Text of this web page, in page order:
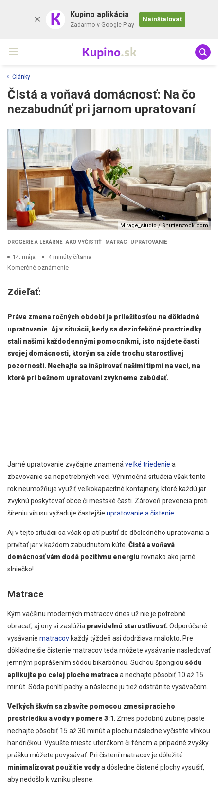
K Kupino aplikácia
Zadarmo v Google Play
Nainštalovať
Kupino.sk
Články
Čistá a voňavá domácnosť: Na čo
nezabudnúť pri jarnom upratovaní
Mirage_studio / Shutterstock.com
DROGERIE A LEKÁRNE AKO VYČISTIŤ MATRAC UPRATOVANIE
14. mája
4 minúty čítania
Komerčné oznámenie
Zdieľať:
Práve zmena ročných období je príležitosťou na dôkladné
upratovanie. Aj v situácii, kedy sa dezinfekčné prostriedky
stali našimi každodennými pomocníkmi, isto nájdete časti
svojej domácnosti, ktorým sa zíde trochu starostlivej
pozornosti. Nechajte sa inšpirovať našimi tipmi na veci, na
ktoré pri bežnom upratovaní zvykneme zabúdať.
Jarné upratovanie zvyčajne znamená veľké triedenie a
zbavovanie sa nepotrebných vecí. Výnimočná situácia však tento
rok neumožňuje využiť veľkokapacitné kontajnery, ktoré každú jar
zvyknú poskytovať obce či mestské časti. Zároveň prevencia proti
šíreniu vírusu vyžaduje častejšie upratovanie a čistenie
Aj v tejto situácii sa však oplatí pustiť do dôsledného upratovania a
privítať jar v každom zabudnutom kúte. Čistá a voňavá
domácnosť vám dodá pozitívnu energiu rovnako ako jarné
slniečko!
Matrace
Kým väčšinu moderných matracov dnes už nie je potrebné
obracať, aj ony si zaslúžia pravidelnú starostlivosť. Odporúčané
vysávanie matracov každý týždeň asi dodržiava málokto. Pre
dôkladnejšie čistenie matracov teda môžete vysávanie nasledovať
jemným poprášením sódou bikarbónou. Suchou špongiou sódu
aplikujte po celej ploche matracaa nechajte pôsobiť 10 až 15
minút. Sóda pohltí pachy a následne ju tiež odstránite vysávačom.
Veľkých škvŕn sa zbavíte pomocou zmesi pracieho
prostriedku a vody v pomere 3:1. Zmes podobnú zubnej paste
nechajte pôsobiť 15 až 30 minút a plochu následne vyčistite vlhkou
handričkou. Vysušte miesto uterákom či fénom a prípadné zvyšky
prášku môžete povysávať. Pri čistení matracov je dôležité
minimalizovať použitie vodya dôsledne čistené plochy vysušiť,
aby nedošlo k vzniku plesne.